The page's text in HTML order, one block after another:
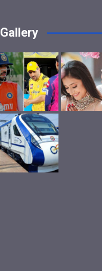
Gallery